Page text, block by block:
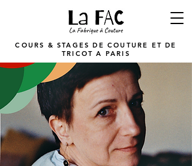
COURS & STAGES DE COUTURE ET DE
TRICOT A PARIS